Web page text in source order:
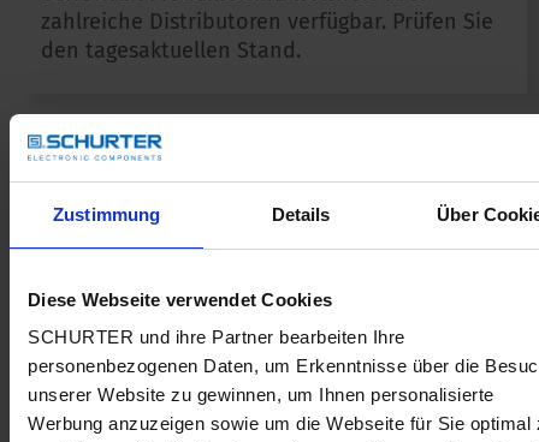
Zustimmung Details Über
Diese Webseite verwendet Cookies
SCHURTER und ihre Partner bearbeiten Ihre
personenbezogenen Daten, um Erkenntnisse über die
unserer Website zu gewinnen, um Ihnen personalisierte
Werbung anzuzeigen sowie um die Webseite für Sie optimal
zahlreiche Distributoren verfügbar. Prüfen Sie
den tagesaktuellen Stand.